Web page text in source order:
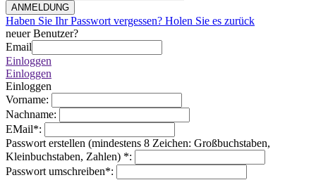
ANMELDUNG
Haben Sie Ihr Passwort vergessen? Holen Sie es zurück
neuer Benutzer?
Email
Einloggen
Einloggen
Einloggen
Vorname:
Nachname:
EMail*:
Passwort erstellen (mindestens 8 Zeichen: Großbuchstaben,
Kleinbuchstaben, Zahlen) *:
Passwort umschreiben*: